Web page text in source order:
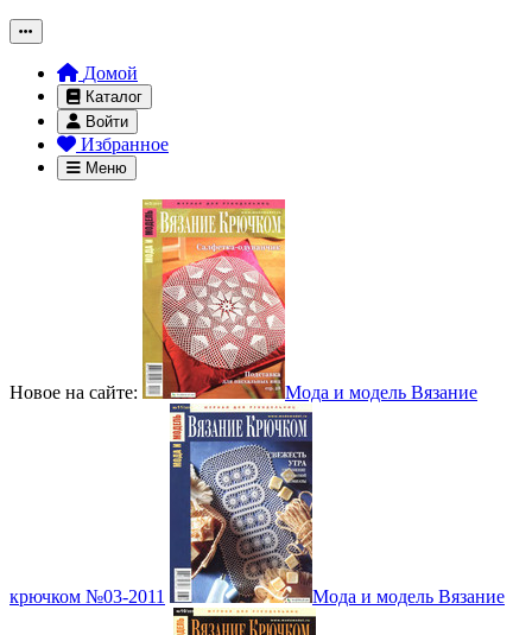
Домой
Каталог
Войти
Избранное
Меню
Новое на сайте: Мода и модель Вязание
крючком №03-2011 Мода и модель Вязание